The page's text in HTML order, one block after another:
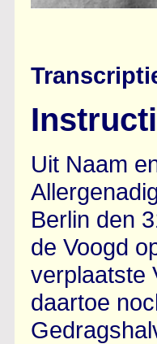
Uit Naam
Berlin den
de Voogd
verplaatste
daartoe